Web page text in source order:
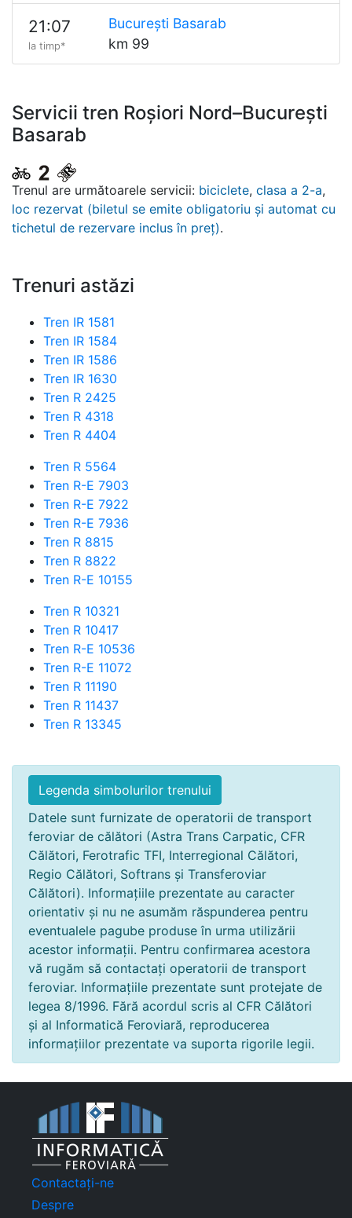
21:07
la timp*
București Basarab
km 99
Servicii tren Roșiori Nord–București
Basarab
Trenul are următoarele servicii: biciclete, clasa a 2-a,
loc rezervat (biletul se emite obligatoriu și automat cu
tichetul de rezervare inclus în preț).
Trenuri astăzi
Tren IR 1581
Tren IR 1584
Tren IR 1586
Tren IR 1630
Tren R 2425
Tren R 4318
Tren R 4404
Tren R 5564
Tren R-E 7903
Tren R-E 7922
Tren R-E 7936
Tren R 8815
Tren R 8822
Tren R-E 10155
Tren R 10321
Tren R 10417
Tren R-E 10536
Tren R-E 11072
Tren R 11190
Tren R 11437
Tren R 13345
Legenda simbolurilor trenului
Datele sunt furnizate de operatorii de transport
feroviar de călători (Astra Trans Carpatic, CFR
Călători, Ferotrafic TFI, Interregional Călători,
Regio Călători, Softrans și Transferoviar
Călători). Informațiile prezentate au caracter
orientativ și nu ne asumăm răspunderea pentru
eventualele pagube produse în urma utilizării
acestor informații. Pentru confirmarea acestora
vă rugăm să contactați operatorii de transport
feroviar. Informațiile prezentate sunt protejate de
legea 8/1996. Fără acordul scris al CFR Călători
și al Informatică Feroviară, reproducerea
informațiilor prezentate va suporta rigorile legii.
Contactați-ne
Despre